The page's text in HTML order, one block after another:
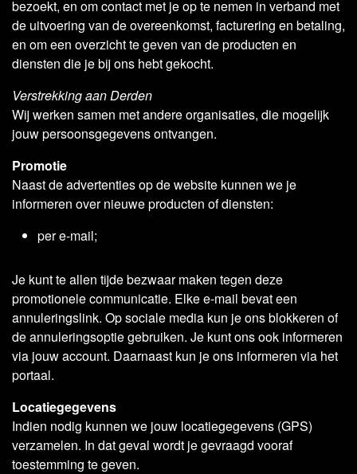
bezoekt, en om contact met je op te nemen in verband met
de uitvoering van de overeenkomst, facturering en betaling,
en om een overzicht te geven van de producten en
diensten die je bij ons hebt gekocht.
Verstrekking aan Derden
Wij werken samen met andere organisaties, die mogelijk
jouw persoonsgegevens ontvangen.
Promotie
Naast de advertenties op de website kunnen we je
informeren over nieuwe producten of diensten:
per e-mail;
Je kunt te allen tijde bezwaar maken tegen deze
promotionele communicatie. Elke e-mail bevat een
annuleringslink. Op sociale media kun je ons blokkeren of
de annuleringsoptie gebruiken. Je kunt ons ook informeren
via jouw account. Daarnaast kun je ons informeren via het
portaal.
Locatiegegevens
Indien nodig kunnen we jouw locatiegegevens (GPS)
verzamelen. In dat geval wordt je gevraagd vooraf
toestemming te geven.